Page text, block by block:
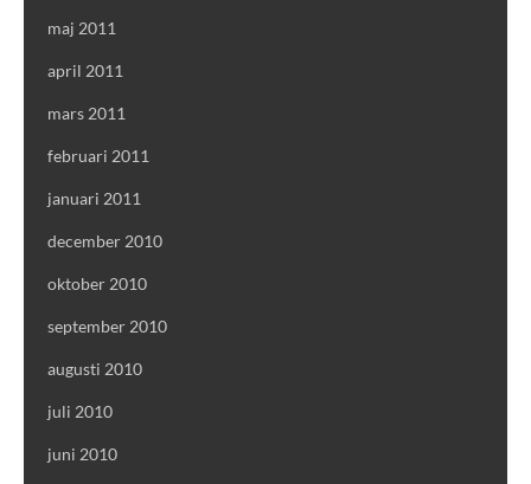
maj 2011
april 2011
mars 2011
februari 2011
januari 2011
december 2010
oktober 2010
september 2010
augusti 2010
juli 2010
juni 2010